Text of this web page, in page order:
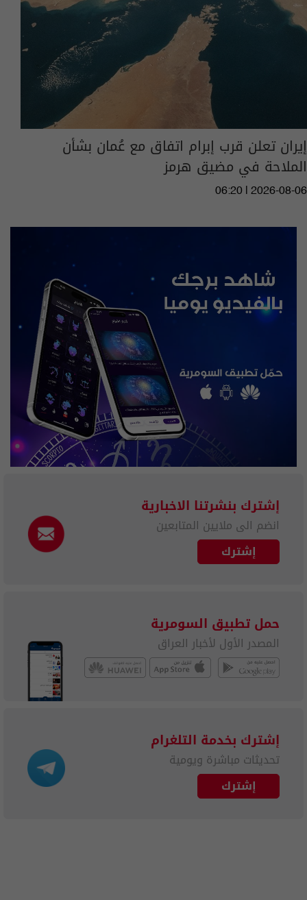
إيران تعلن قرب إبرام اتفاق مع عُمان بشأن
الملاحة في مضيق هرمز
06:20 | 2026-08-06
إشترك بنشرتنا الاخبارية
انضم الى ملايين المتابعين
إشترك
حمل تطبيق السومرية
المصدر الأول لأخبار العراق
إشترك بخدمة التلغرام
تحديثات مباشرة ويومية
إشترك